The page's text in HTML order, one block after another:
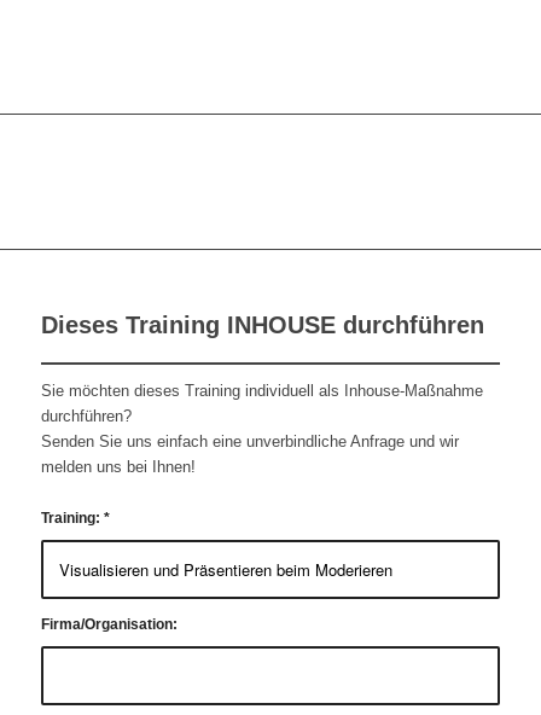
Dieses Training INHOUSE durchführen
Sie möchten dieses Training individuell als Inhouse-Maßnahme
durchführen?
Senden Sie uns einfach eine unverbindliche Anfrage und wir
melden uns bei Ihnen!
Training: *
Firma/Organisation: